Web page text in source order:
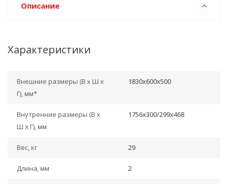
Описание
Характеристики
Внешние размеры (В х Ш х
Г), мм*
1830x600x500
Внутренние размеры (В х
Ш х Г), мм
1756x300/299x468
Вес, кг 29
Длина, мм 2